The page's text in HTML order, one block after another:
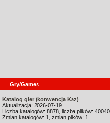
Gry/Games
Katalog gier (konwencja Kaz)
Aktualizacja: 2026-07-19
Liczba katalogów: 8878, liczba plików: 40040
Zmian katalogów: 1, zmian plików: 1